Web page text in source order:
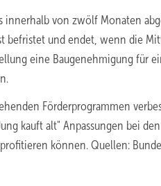
innerhalb von zwölf Monaten
befristet und endet, wenn die
eine Baugenehmigung für
Förderprogrammen
kauft alt" Anpassungen bei den
können. Quellen: